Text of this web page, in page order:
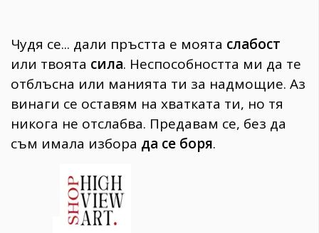
Чудя се... дали пръстта е моята слабост
или твоята сила. Неспособността ми да те
отблъсна или манията ти за надмощие. Аз
винаги се оставям на хватката ти, но тя
никога не отслабва. Предавам се, без да
съм имала избора да се боря.